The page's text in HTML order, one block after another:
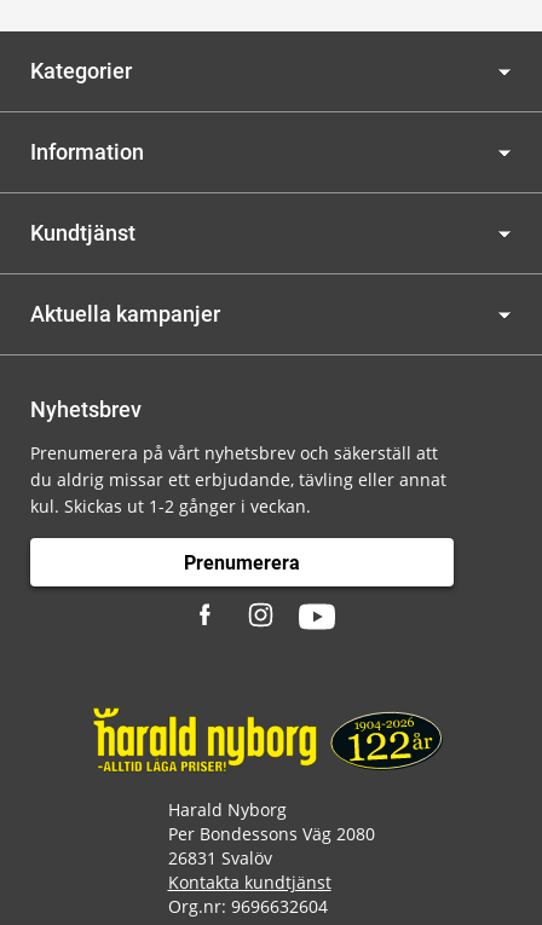
Kategorier
Information
Kundtjänst
Aktuella kampanjer
Nyhetsbrev
Prenumerera på vårt nyhetsbrev och säkerställ att
du aldrig missar ett erbjudande, tävling eller annat
kul. Skickas ut 1-2 gånger i veckan.
Prenumerera
Harald Nyborg
Per Bondessons Väg 2080
26831 Svalöv
Kontakta kundtjänst
Org.nr: 9696632604